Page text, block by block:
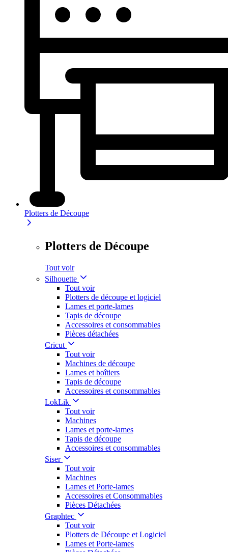
Plotters de Découpe
Plotters de Découpe
Tout voir
Silhouette
Tout voir
Plotters de découpe et logiciel
Lames et porte-lames
Tapis de découpe
Accessoires et consommables
Pièces détachées
Cricut
Tout voir
Machines de découpe
Lames et boîtiers
Tapis de découpe
Accessoires et consommables
LokLik
Tout voir
Machines
Lames et porte-lames
Tapis de découpe
Accessoires et consommables
Siser
Tout voir
Machines
Lames et Porte-lames
Accessoires et Consommables
Pièces Détachées
Graphtec
Tout voir
Plotters de Découpe et Logiciel
Lames et Porte-lames